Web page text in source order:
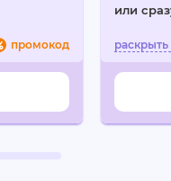
промокод
или